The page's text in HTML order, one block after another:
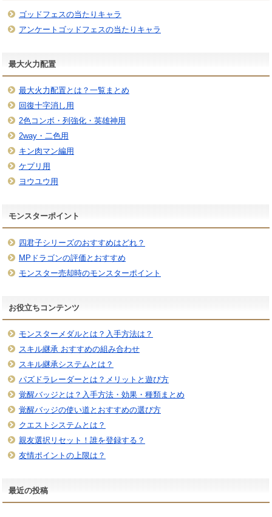
ゴッドフェスの当たりキャラ
アンケートゴッドフェスの当たりキャラ
最大火力配置
最大火力配置とは？一覧まとめ
回復十字消し用
2色コンボ・列強化・英雄神用
2way・二色用
キン肉マン編用
ケプリ用
ヨウユウ用
モンスターポイント
四君子シリーズのおすすめはどれ？
MPドラゴンの評価とおすすめ
モンスター売却時のモンスターポイント
お役立ちコンテンツ
モンスターメダルとは？入手方法は？
スキル継承 おすすめの組み合わせ
スキル継承システムとは？
パズドラレーダーとは？メリットと遊び方
覚醒バッジとは？入手方法・効果・種類まとめ
覚醒バッジの使い道とおすすめの選び方
クエストシステムとは？
親友選択リセット！誰を登録する？
友情ポイントの上限は？
最近の投稿